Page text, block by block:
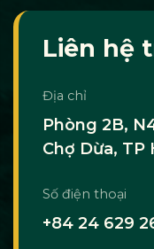
Liên hệ
Địa chỉ
Phòng 2B,
Chợ Dừa, TP
Số điện thoại
+84 24 629